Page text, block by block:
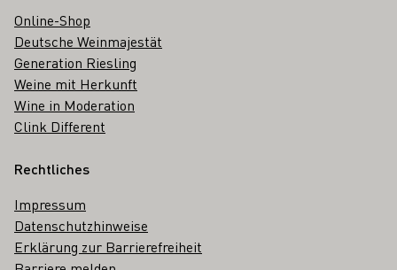
Online-Shop
Deutsche Weinmajestät
Generation Riesling
Weine mit Herkunft
Wine in Moderation
Clink Different
Rechtliches
Impressum
Datenschutzhinweise
Erklärung zur Barrierefreiheit